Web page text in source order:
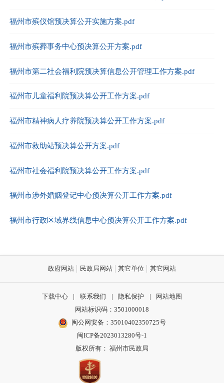
福州市殡仪馆预决算公开实施方案.pdf
福州市殡葬事务中心预决算公开方案.pdf
福州市第二社会福利院预决算信息公开管理工作方案.pdf
福州市儿童福利院预决算公开工作方案.pdf
福州市精神病人疗养院预决算公开工作方案.pdf
福州市救助站预决算公开方案.pdf
福州市社会福利院预决算公开工作方案.pdf
福州市涉外婚姻登记中心预决算公开工作方案.pdf
福州市行政区域界线信息中心预决算公开工作方案.pdf
政府网站 民政局网站 其它单位 其它网站
下载中心 | 联系我们 | 隐私保护 |
网站地图
网站标识码：3501000018
闽公网安备：35010402350725号
闽ICP备2023013280号-1
版权所有： 福州市民政局